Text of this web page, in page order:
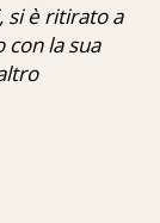
si è ritirato a
con la sua